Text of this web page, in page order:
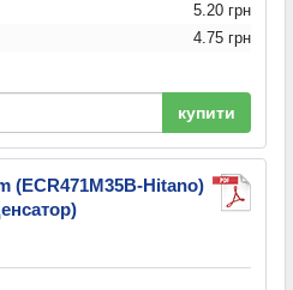
5.20 грн
4.75 грн
купити
(ECR471M35B-Hitano)